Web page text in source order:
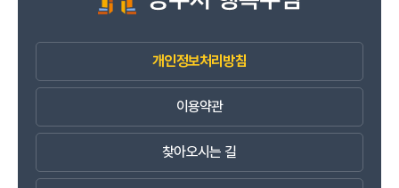
개인정보처리방침
이용약관
찾아오시는 길